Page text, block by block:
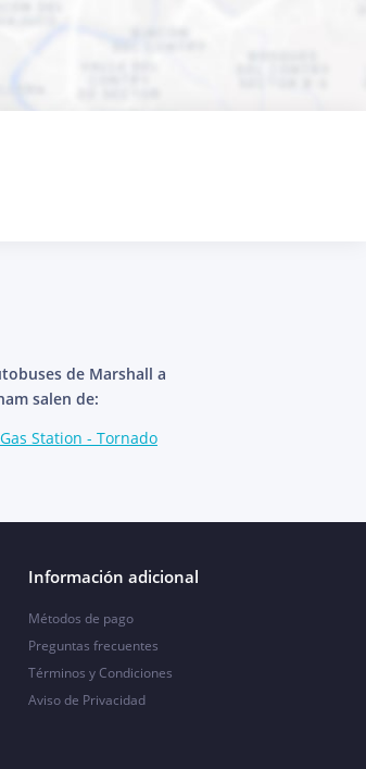
de Marshall a
salen de:
Station - Tornado
Información adicional
Métodos de pago
Preguntas frecuentes
Términos y Condiciones
Aviso de Privacidad